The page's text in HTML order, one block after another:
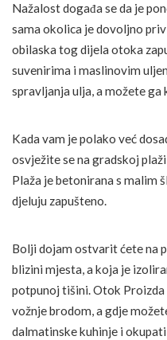
Nažalost događa se da je
sama okolica je dovoljno
obilaska tog dijela otoka
suvenirima i maslinovim
spravljanja ulja, a možete
Kada vam je polako već
osvježite se na gradskoj
Plaža je betonirana s malim
djeluju zapušteno.
Bolji dojam ostvarit ćete na
blizini mjesta, a koja je
potpunoj tišini. Otok Proizda
vožnje brodom, a gdje
dalmatinske kuhinje i okupati